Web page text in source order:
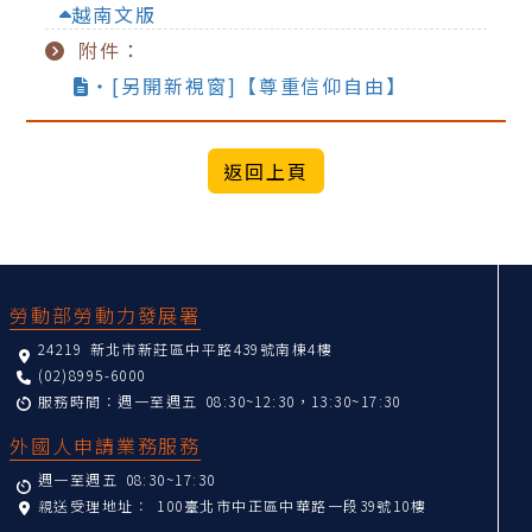
越南文版
附件：
‧[另開新視窗]【尊重信仰自由】
勞動部勞動力發展署
24219 新北市新莊區中平路439號南棟4樓
(02)8995-6000
服務時間：週一至週五 08:30~12:30，13:30~17:30
外國人申請業務服務
週一至週五 08:30~17:30
親送受理地址： 100臺北市中正區中華路一段39號10樓